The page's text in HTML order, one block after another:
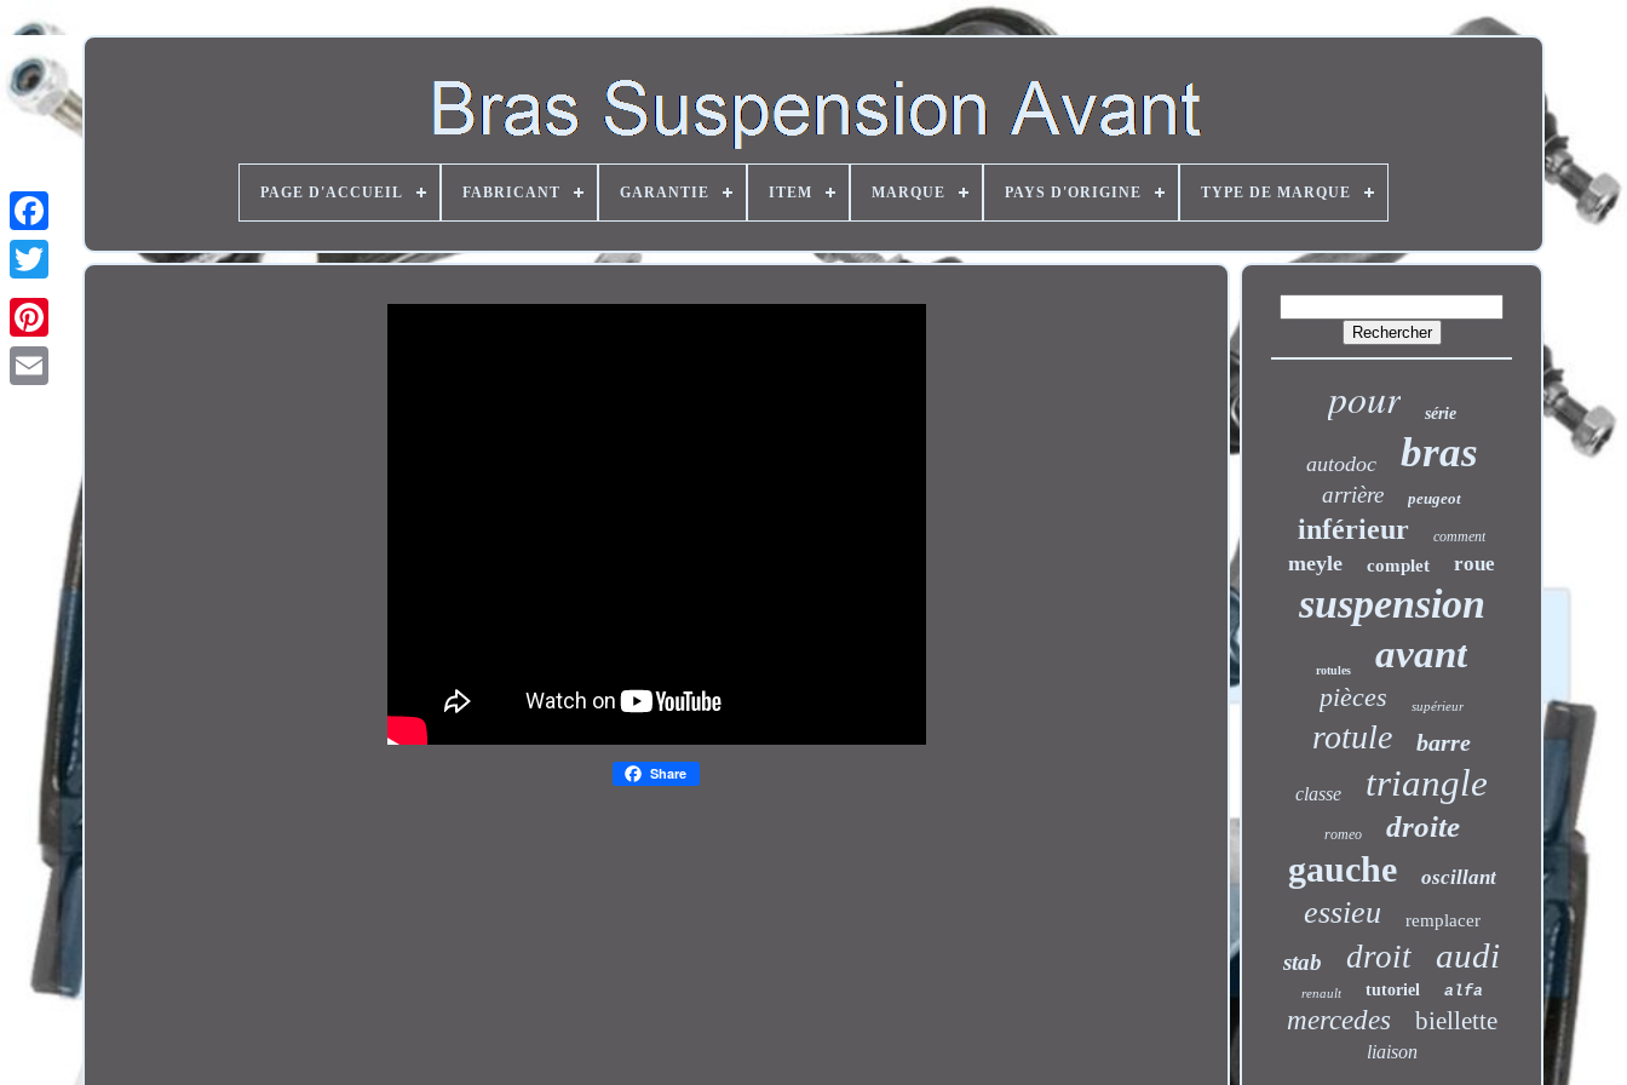
Twitter
PAGE D'ACCUEIL FABRICANT GARANTIE ITEM MARQUE PAYS D'ORIGINE TYPE DE MARQUE
Share
pour série
autodoc bras
arrière peugeot
inférieur comment
meyle complet roue
suspension
rotules avant
pièces supérieur
rotule barre
classe triangle
romeo droite
gauche oscillant
essieu remplacer
stab droit audi
renault tutoriel alfa
mercedes biellette
liaison